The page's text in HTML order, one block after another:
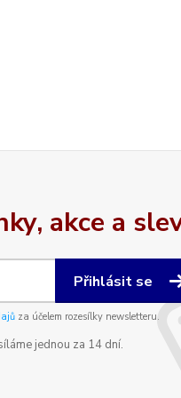
akce a
Přihlásit se
za účelem rozesílky newsletteru.
jednou za 14 dní.